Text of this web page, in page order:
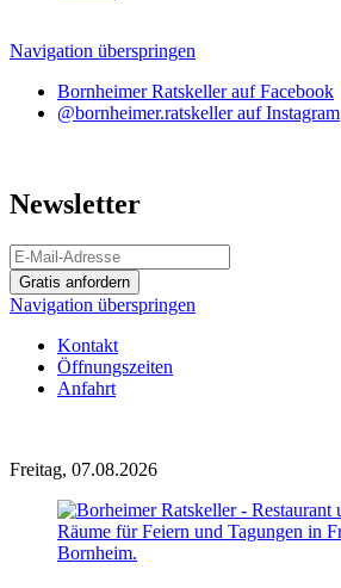
Navigation überspringen
Bornheimer Ratskeller auf Facebook
@bornheimer.ratskeller auf Instagram
Newsletter
Gratis anfordern
Navigation überspringen
Kontakt
Öffnungszeiten
Anfahrt
Freitag, 07.08.2026